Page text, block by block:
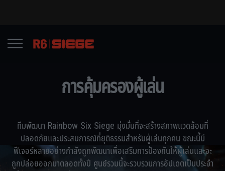
การคุ้มครองผู้เล่น
ทีมพัฒนา Rainbow Six Siege มุ่งมั่นที่จะสร้างสภาพแวดล้อมที่
ปลอดภัยและประสบการณ์ที่ยุติธรรมสำหรับผู้เล่นทุกคน ขณะนี้มี
ฟีเจอร์หลายอย่างกำลังถูกพัฒนาเพื่อเสริมการป้องกันให้ผู้เล่นและจะ
ถูกปล่อยออกมาตลอดทั้งปี ศูนย์รวมนี้จะรวบรวมการอัปเดตเป็นประจำ